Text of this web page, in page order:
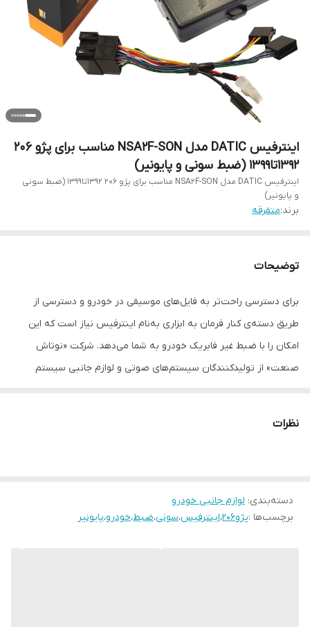
اینترفیس DATIC مدل NSA2F-SON مناسب برای پژو ۲۰۶
۱۳۹۲تا۱۳۹۹ (ضبط سونی و پایونیر)
اینترفیس DATIC مدل NSA2F-SON مناسب برای پژو ۲۰۶ ۱۳۹۲تا۱۳۹۹ (ضبط سونی
و پایونیر)
برند:متفرقه
توضیحات
برای دسترسی راحت‌تر به فایل‌های موسیقی در خودرو و دسترسی از
طریق دسته‌ی کنار فرمان به ابزاری به‌نام اینترفیس نیاز است که این
امکان را با ضبط غیر فابریک خودرو به شما می‌دهد. شرکت «نوتاش
صنعت» از تولیدکنندگان سیستم‌های صوتی و لوازم جانبی سیستم
عهده‌ی مشتری قرار می‌گذارند. استفاده از این وسیله بسیار مفید بوده و
باعث می‌شود با دقت و در امنیت بیشتری رانندگی کنید. این دستگاه
نظرات
دسته‌بندی: لوازم جانبی خودرو
برچسب‌ها :پژو۲۰۶ ،اینترفیس،سونی،ضبط،خودرو،پایونیر